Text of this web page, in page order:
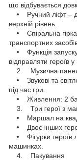
що відбувається
• Ручний ліфт –
верхній рівень.
• Спіральна гірка
транспортних
• Функція
відправляти героїв
2. Музична
• Звукові та
під час гри.
• Живлення: 2
3. Три герої з
• Маршал на
• Двоє інших
• Фігурки героїв
машинках.
4. Пакування